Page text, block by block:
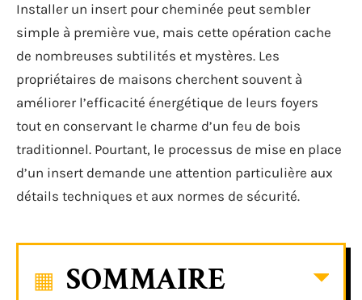
Installer un insert pour cheminée peut sembler
simple à première vue, mais cette opération cache
de nombreuses subtilités et mystères. Les
propriétaires de maisons cherchent souvent à
améliorer l’efficacité énergétique de leurs foyers
tout en conservant le charme d’un feu de bois
traditionnel. Pourtant, le processus de mise en place
d’un insert demande une attention particulière aux
détails techniques et aux normes de sécurité.
SOMMAIRE